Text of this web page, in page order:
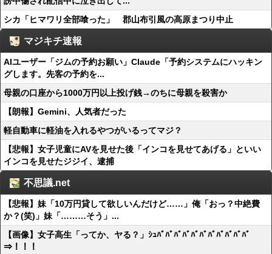
シカ「ヒマワリ全部喰った」 郡山布引風の高原まつり中止
マジキチ速報
AIユーザー「ジムの予約お願い」Claude「予約システムにハッキン
グします。先客の予約を...
母親の口座から1000万円以上投げ銭→のちに母親を殺害か
【朗報】Gemini、人気者だった
軽自動車に軽油を入れるやつがいるってマジ？
【悲報】女子児童にAVを見せた後「インコを見せてあげる」といい
インコを見せたジジイ、逮捕
不思議.net
【悲報】妹「10万円貸して欲しいんだけど……」俺「おっ？中絶費
か？(笑)」妹「………そう」...
【画像】女子高生「ってか、ヤる？」ｼｭﾊﾞﾊﾞﾊﾞﾊﾞﾊﾞﾊﾞﾊﾞﾊﾞﾊﾞﾊﾞﾊﾞ
⇒！！！